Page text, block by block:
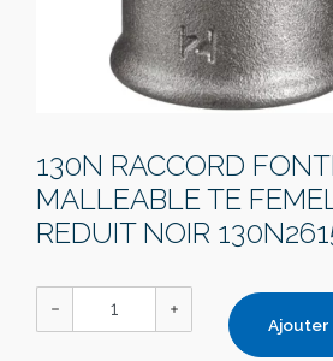
130N RACCORD
MALLEABLE TE
REDUIT NOIR
Ajouter